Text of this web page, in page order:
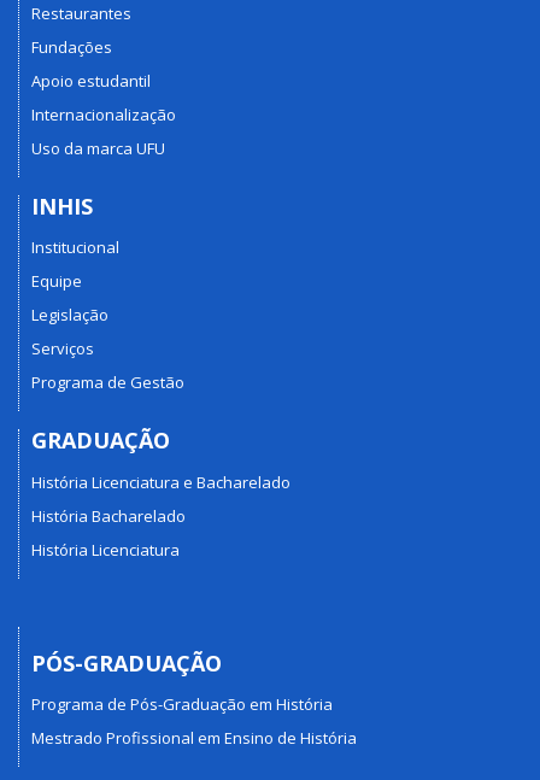
Restaurantes
Fundações
Apoio estudantil
Internacionalização
Uso da marca UFU
INHIS
Institucional
Equipe
Legislação
Serviços
Programa de Gestão
GRADUAÇÃO
História Licenciatura e Bacharelado
História Bacharelado
História Licenciatura
PÓS-GRADUAÇÃO
Programa de Pós-Graduação em História
Mestrado Profissional em Ensino de História